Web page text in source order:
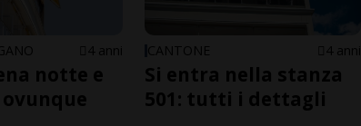
4 anni
notte e
CANTONE 4 anni
Si entra nella stanza
501: tutti i dettagli